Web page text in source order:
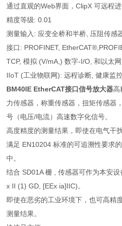
通过直观的Web界面，ClipX 可远程
精度等级: 0.01
测量输入: 应变全桥和半桥, 压阻传感
接口: PROFINET,
TCP, 模拟 (V/mA,) 数字-I/O, 和以太
IIoT (工业物联网): 远程诊断, 健康监
BM40IE EtherCAT接口信号放大器高
力传感器，称重传感器，扭矩传感器
号（电压/电流）高速数字化信号。
高度精度的测量结果，即使在电气干
满足 EN10204 标准的可追溯性要求
中。
结合 SD01A 栅 , 传感器可作为本安
x II (1) GD, [EEx ia]IIC)。
即使在恶劣的工业环境下，也可高精
测量结果。